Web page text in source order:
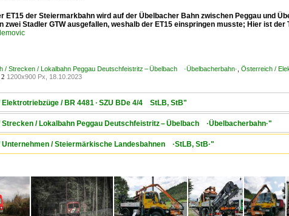
ET15 der Steiermarkbahn wird auf der Übelbacher Bahn zwischen Peggau und
zwei Stadler GTW ausgefallen, weshalb der ET15 einspringen musste; Hier ist der
/ Strecken / Lokalbahn Peggau Deutschfeistritz – Übelbach ·Übelbacherbahn· Österreich /
1200x900 Px, 18.10.2023
/ BR 4481 · SZU BDe 4/4 StLB, StB"
/ Lokalbahn Peggau Deutschfeistritz – Übelbach ·Übelbacherbahn·"
/ Steiermärkische Landesbahnen ·StLB, StB·"